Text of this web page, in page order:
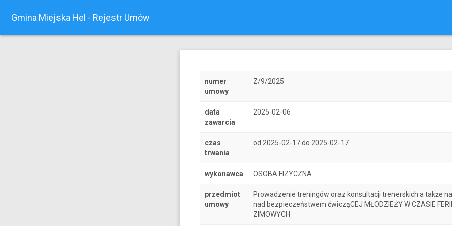
Gmina Miejska Hel - Rejestr Umów
numer
umowy
Z/9/2025
data
zawarcia
2025-02-06
czas
trwania
od 2025-02-17 do 2025-02-17
wykonawca OSOBA FIZYCZNA
przedmiot
umowy
Prowadzenie treningów oraz konsultacji trenerskich a także
nad bezpieczeństwem ćwicząCEJ MŁODZIEŻY W CZASIE FERII
ZIMOWYCH